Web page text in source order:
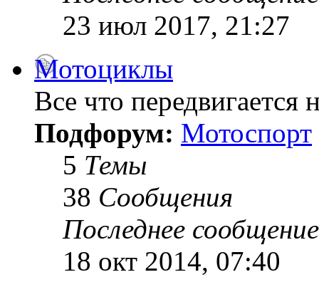
23 июл 2017, 21:27
Мотоциклы
Все что передвигается
Подфорум: Мотоспорт
5 Темы
38 Сообщения
Последнее сообщение
18 окт 2014, 07:40